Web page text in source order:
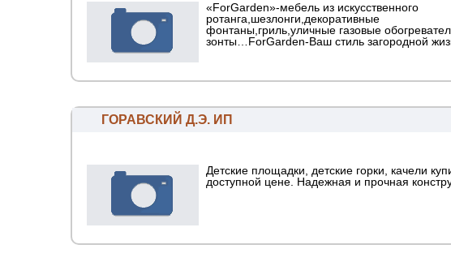
«ForGarden»-мебель из искусственного
ротанга,шезлонги,декоративные
фонтаны,гриль,уличные газовые
зонты…ForGarden-Ваш стиль загородной
ГОРАВСКИЙ Д.Э. ИП
Детские площадки, детские горки, качели
доступной цене. Надежная и прочная